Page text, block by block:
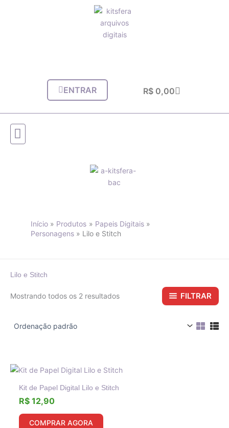
ENTRAR R$ 0,00Carrinho
Início Produtos
Papeis Digitais
Personagens
Lilo e Stitch
Lilo e Stitch
Mostrando todos os 2 resultados FILTRAR
Kit de Papel Digital Lilo e Stitch
R$12,90
COMPRAR AGORA